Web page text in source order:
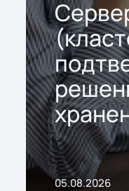
05.08.2026